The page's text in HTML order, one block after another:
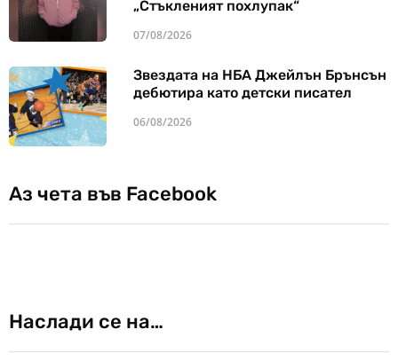
„Стъкленият похлупак“
07/08/2026
Звездата на НБА Джейлън Брънсън
дебютира като детски писател
06/08/2026
Аз чета във Facebook
Наслади се на…